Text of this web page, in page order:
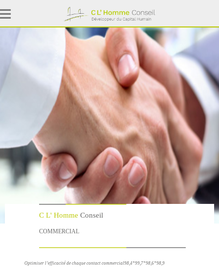
C L' Homme Conseil
COMMERCIAL
Optimiser l’efficacité de chaque contact commercial98,4*99,7*98,6*98,9